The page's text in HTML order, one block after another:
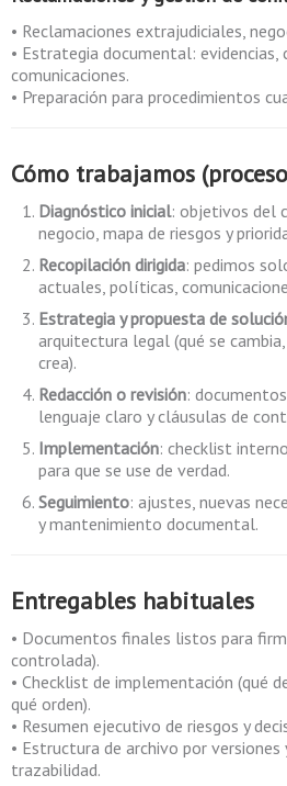
• Reclamaciones extrajudiciales,
• Estrategia documental: evidencias,
comunicaciones.
• Preparación para procedimientos
Cómo trabajamos
Diagnóstico inicial: objetivos del
negocio, mapa de riesgos y
Recopilación dirigida: pedimos
actuales, políticas,
Estrategia y propuesta de
arquitectura legal (qué se
crea).
Redacción o revisión:
lenguaje claro y cláusulas de
Implementación: checklist
para que se use de verdad.
Seguimiento: ajustes, nuevas
y mantenimiento documental.
Entregables habituales
• Documentos finales listos para
controlada).
• Checklist de implementación (qué
qué orden).
• Resumen ejecutivo de riesgos y
• Estructura de archivo por versiones
trazabilidad.